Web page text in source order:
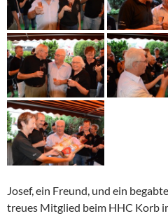
Josef, ein Freund, und ein
treues Mitglied beim HHC Korb